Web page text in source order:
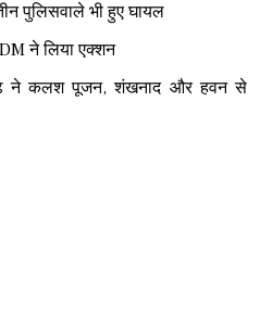
पुलिसवाले भी हुए घायल
ने लिया एक्शन
ने कलश पूजन, शंखनाद और हवन से